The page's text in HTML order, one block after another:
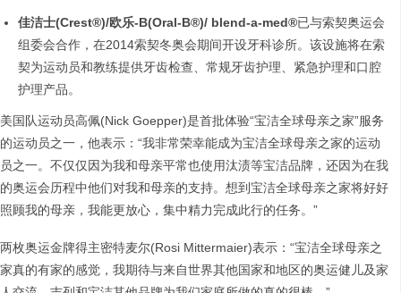
佳洁士(Crest®)/欧乐-B(Oral-B®)/ blend-a-med®已与索契奥运会
组委会合作，在2014索契冬奥会期间开设牙科诊所。该设施将在索
契为运动员和教练提供牙齿检查、常规牙齿护理、紧急护理和口腔
护理产品。
美国队运动员高佩(Nick Goepper)是首批体验“宝洁全球母亲之家”服务
的运动员之一，他表示：“我非常荣幸能成为宝洁全球母亲之家的运动
员之一。不仅仅因为我和母亲平常也使用汰渍等宝洁品牌，还因为在我
的奥运会历程中他们对我和母亲的支持。想到宝洁全球母亲之家将好好
照顾我的母亲，我能更放心，集中精力完成此行的任务。”
两枚奥运金牌得主密特麦尔(Rosi Mittermaier)表示：“宝洁全球母亲之
家真的有家的感觉，我期待与来自世界其他国家和地区的奥运健儿及家